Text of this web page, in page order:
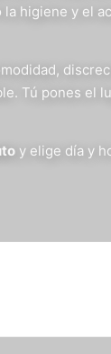
higiene y el
Tú pones el
y elige día y